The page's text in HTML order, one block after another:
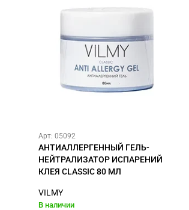
Арт: 05092
АНТИАЛЛЕРГЕННЫЙ ГЕЛЬ-
НЕЙТРАЛИЗАТОР ИСПАРЕНИЙ
КЛЕЯ CLASSIC 80 МЛ
VILMY
В наличии